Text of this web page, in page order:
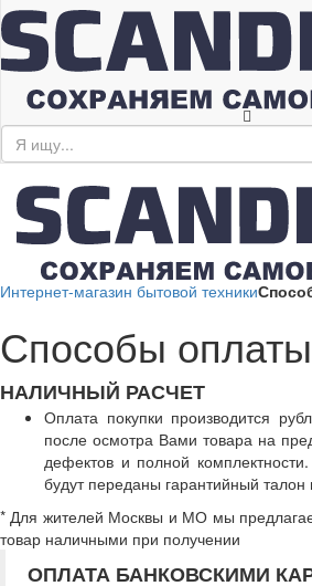
Интернет-магазин бытовой техники
Способы оплаты
НАЛИЧНЫЙ РАСЧЕТ
Оплата покупки производится
после осмотра Вами товара на
дефектов и полной
будут переданы гарантийный талон
* Для жителей Москвы и МО мы
товар наличными при получении
ОПЛАТА БАНКОВСКИМИ